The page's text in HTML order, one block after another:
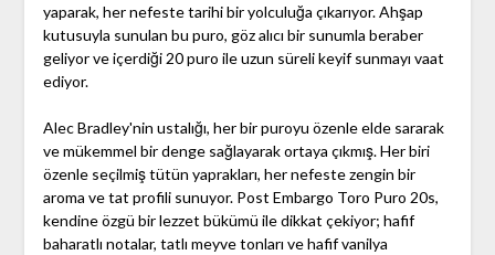
yaparak, her nefeste tarihi bir yolculuğa çıkarıyor. Ahşap
kutusuyla sunulan bu puro, göz alıcı bir sunumla beraber
geliyor ve içerdiği 20 puro ile uzun süreli keyif sunmayı vaat
ediyor.
Alec Bradley'nin ustalığı, her bir puroyu özenle elde sararak
ve mükemmel bir denge sağlayarak ortaya çıkmış. Her biri
özenle seçilmiş tütün yaprakları, her nefeste zengin bir
aroma ve tat profili sunuyor. Post Embargo Toro Puro 20s,
kendine özgü bir lezzet bükümü ile dikkat çekiyor; hafif
baharatlı notalar, tatlı meyve tonları ve hafif vanilya